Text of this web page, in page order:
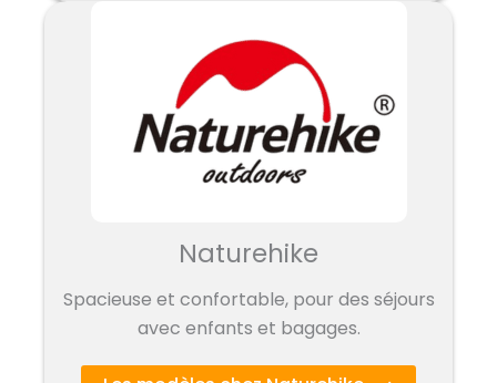
Naturehike
Spacieuse et confortable, pour des séjours
avec enfants et bagages.